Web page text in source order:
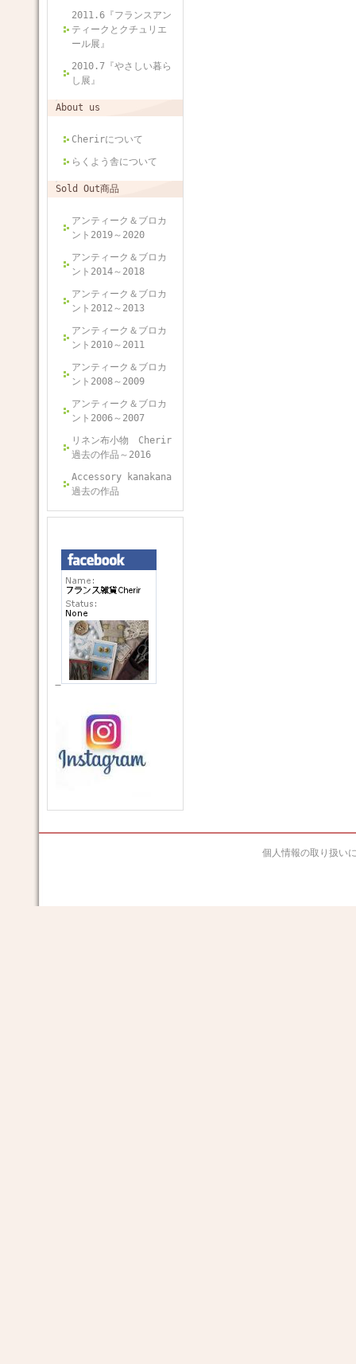
2011.6『フランスアン
ティークとクチュリエ
ール展』
2010.7『やさしい暮ら
し展』
About us
Cherirについて
らくよう舎について
Sold Out商品
アンティーク＆ブロカ
ント2019～2020
アンティーク＆ブロカ
ント2014～2018
アンティーク＆ブロカ
ント2012～2013
アンティーク＆ブロカ
ント2010～2011
アンティーク＆ブロカ
ント2008～2009
アンティーク＆ブロカ
ント2006～2007
リネン布小物 Cherir
過去の作品～2016
Accessory kanakana
過去の作品
個人情報の取り扱い